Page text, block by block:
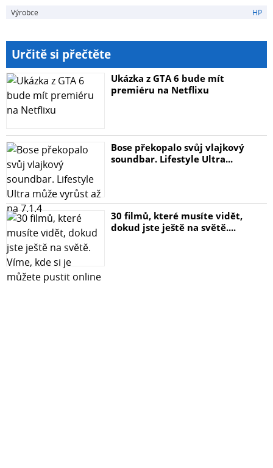
Výrobce HP
Určitě si přečtěte
Ukázka z GTA 6 bude mít
premiéru na Netflixu
Bose překopalo svůj vlajkový
soundbar. Lifestyle Ultra...
30 filmů, které musíte vidět,
dokud jste ještě na světě....